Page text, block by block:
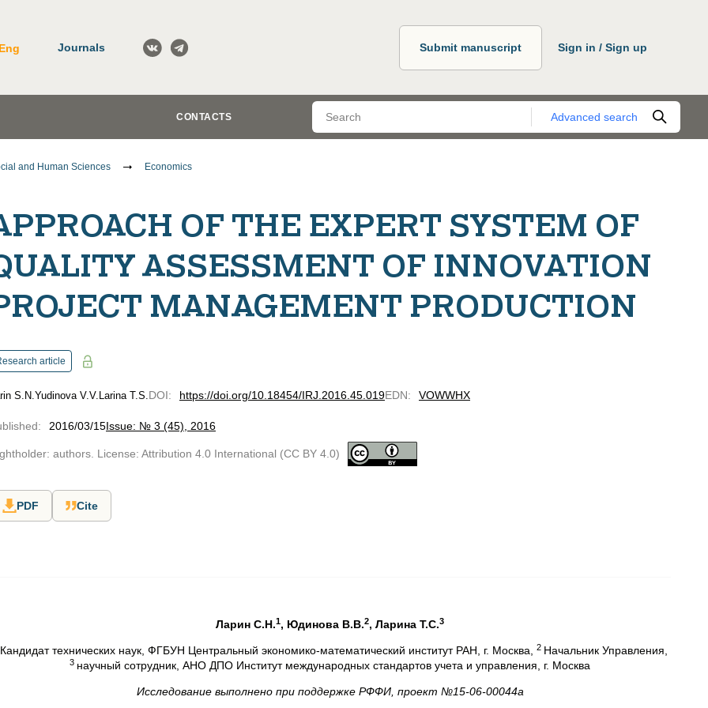
Eng Journals Submit manuscript Sign in / Sign up
CONTACTS Advanced search
and Human Sciences Economics
OF THE EXPERT SYSTEM OF
ASSESSMENT OF INNOVATION
MANAGEMENT PRODUCTION
article
S.N. Yudinova V.V. Larina T.S. DOI: https://doi.org/10.18454/IRJ.2016.45.019EDN: VOWWHX
: 2016/03/15Issue: № 3 (45), 2016
authors. License: Attribution 4.0 International (CC BY 4.0)
PDF Cite
Ларин С.Н.1, Юдинова В.В.2, Ларина Т.С.3
Кандидат технических наук, ФГБУН Центральный экономико-математический институт РАН, г. Москва, 2 Начальник Управления,
3 научный сотрудник, АНО ДПО Институт международных стандартов учета и управления, г. Москва
Исследование выполнено при поддержке РФФИ, проект №15-06-00044а